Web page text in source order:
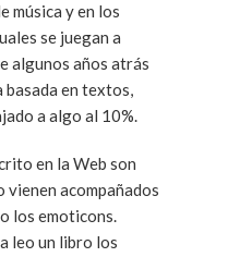
música y en los
se juegan a
algunos años atrás
basada en textos,
a algo al 10%.
en la Web son
vienen acompañados
los emoticons.
leo un libro los